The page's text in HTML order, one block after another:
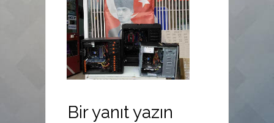
Bir yanıt yazın